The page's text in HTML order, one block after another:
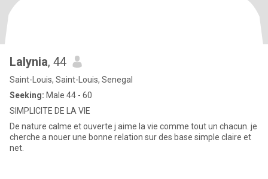
Lalynia, 44
Saint-Louis, Saint-Louis, Senegal
Seeking: Male 44 - 60
SIMPLICITE DE LA VIE
De nature calme et ouverte j aime la vie comme tout un chacun. je
cherche a nouer une bonne relation sur des base simple claire et
net.